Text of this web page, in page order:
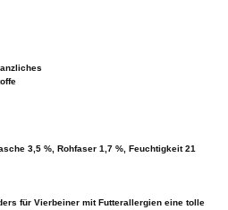
3,5 %, Rohfaser 1,7 %, Feuchtigkeit 21
für Vierbeiner mit Futterallergien eine tolle